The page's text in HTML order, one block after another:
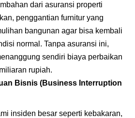
dari asuransi properti
penggantian furnitur yang
bangunan agar bisa kembali
normal. Tanpa asuransi ini,
sendiri biaya perbaikan
rupiah.
Bisnis (Business Interruption
insiden besar seperti kebakaran,